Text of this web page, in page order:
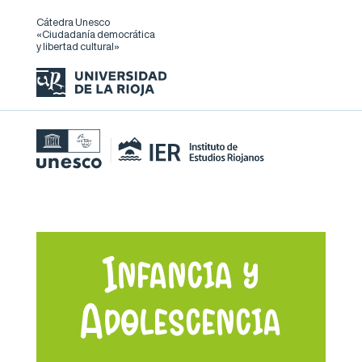
Cátedra Unesco
«Ciudadanía democrática
y libertad cultural»
Infancia y
Adolescencia